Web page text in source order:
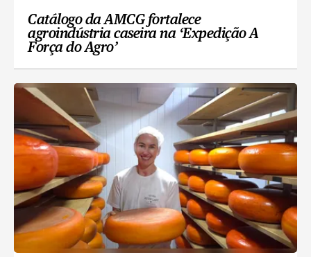
Catálogo da AMCG fortalece
agroindústria caseira na ‘Expedição A
Força do Agro’